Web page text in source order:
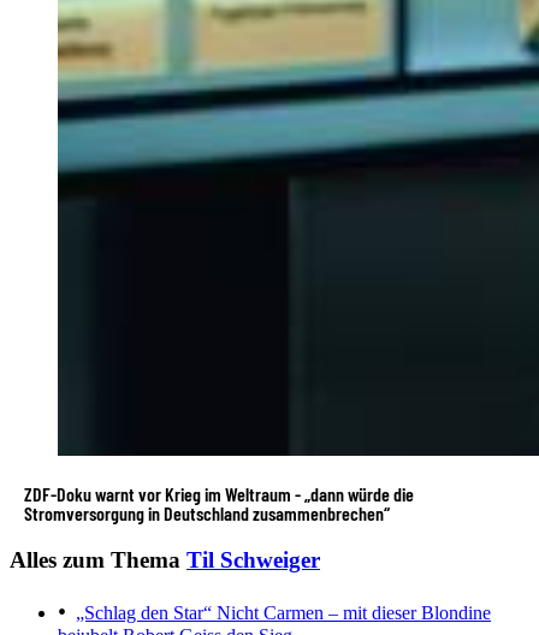
ZDF-Doku warnt vor Krieg im Weltraum - „dann würde die
Stromversorgung in Deutschland zusammenbrechen“
Alles zum Thema Til Schweiger
„Schlag den Star“ Nicht Carmen – mit dieser Blondine